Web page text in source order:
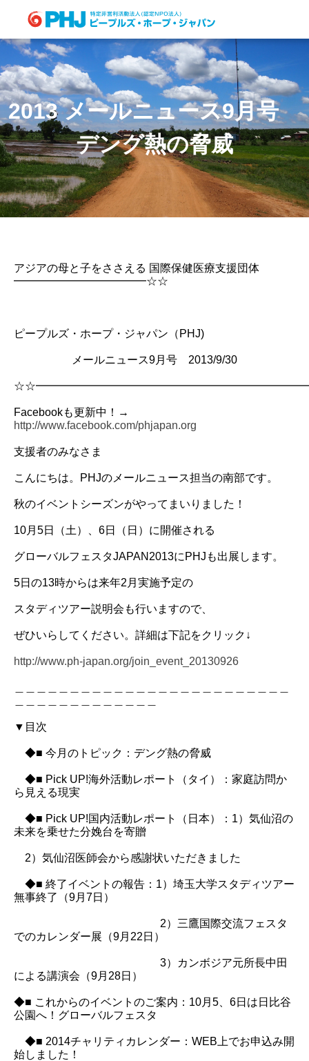
content
2013 メールニュース9月号
デング熱の脅威
アジアの母と子をささえる 国際保健医療支援団体
━━━━━━━━━━━━☆☆
ピープルズ・ホープ・ジャパン（PHJ)
メールニュース9月号 2013/9/30
Facebookも更新中！→
http://www.facebook.com/phjapan.org
支援者のみなさま
こんにちは。PHJのメールニュース担当の南部です。
秋のイベントシーズンがやってまいりました！
10月5日（土）、6日（日）に開催される
グローバルフェスタJAPAN2013にPHJも出展します。
5日の13時からは来年2月実施予定の
スタディツアー説明会も行いますので、
ぜひいらしてください。詳細は下記をクリック↓
http://www.ph-japan.org/join_event_20130926
▼目次
◆■ 今月のトピック：デング熱の脅威
◆■ Pick UP!海外活動レポート（タイ）：家庭訪問か
ら見える現実
◆■ Pick UP!国内活動レポート（日本）：1）気仙沼の
未来を乗せた分娩台を寄贈
2）気仙沼医師会から感謝状いただきました
◆■ 終了イベントの報告：1）埼玉大学スタディツアー
無事終了（9月7日）
2）三鷹国際交流フェスタ
でのカレンダー展（9月22日）
3）カンボジア元所長中田
による講演会（9月28日）
◆■ これからのイベントのご案内：10月5、6日は日比谷
公園へ！グローバルフェスタ
◆■ 2014チャリティカレンダー：WEB上でお申込み開
始しました！